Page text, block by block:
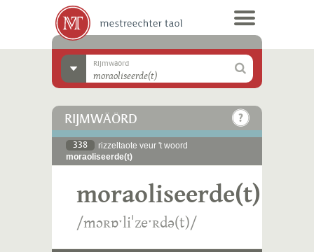
Rijmwäörd
RIJMWÄÖRD
338
rizzeltaote veur 't woord
moraoliseerde(t)
moraoliseerde(t)
/mɔʀɒˑliˈzeˑʀdə(t)/